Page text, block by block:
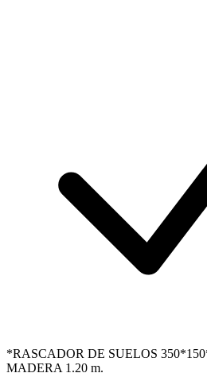
*RASCADOR DE SUELOS
MADERA 1.20 m.